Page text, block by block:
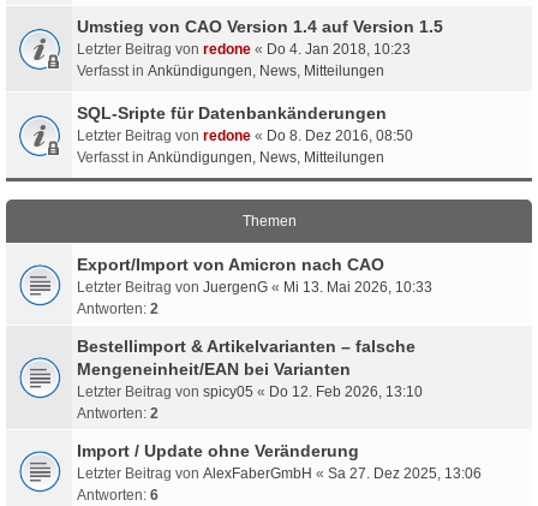
Umstieg von CAO Version 1.4 auf Version 1.5
Letzter Beitrag von redone « Do 4. Jan 2018, 10:23
Verfasst in Ankündigungen, News, Mitteilungen
SQL-Sripte für Datenbankänderungen
Letzter Beitrag von redone « Do 8. Dez 2016, 08:50
Verfasst in Ankündigungen, News, Mitteilungen
Themen
Export/Import von Amicron nach CAO
Letzter Beitrag von JuergenG « Mi 13. Mai 2026, 10:33
Antworten: 2
Bestellimport & Artikelvarianten – falsche
Mengeneinheit/EAN bei Varianten
Letzter Beitrag von spicy05 « Do 12. Feb 2026, 13:10
Antworten: 2
Import / Update ohne Veränderung
Letzter Beitrag von AlexFaberGmbH « Sa 27. Dez 2025, 13:06
Antworten: 6